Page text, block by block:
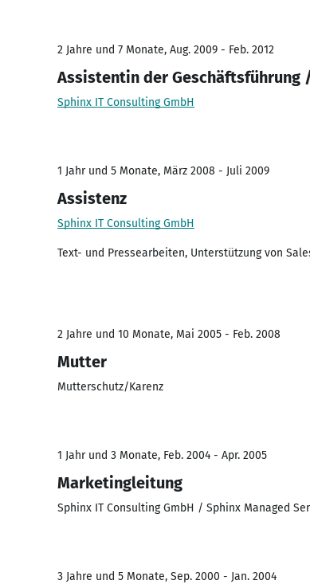
2 Jahre und 7 Monate, Aug. 2009 - Feb. 2012
Assistentin der
Sphinx IT Consulting GmbH
1 Jahr und 5 Monate, März 2008 - Juli 2009
Assistenz
Sphinx IT Consulting GmbH
Text- und Pressearbeiten, Unterstützung von
2 Jahre und 10 Monate, Mai 2005 - Feb. 2008
Mutter
Mutterschutz/Karenz
1 Jahr und 3 Monate, Feb. 2004 - Apr. 2005
Marketingleitung
Sphinx IT Consulting GmbH / Sphinx Managed
3 Jahre und 5 Monate, Sep. 2000 - Jan. 2004